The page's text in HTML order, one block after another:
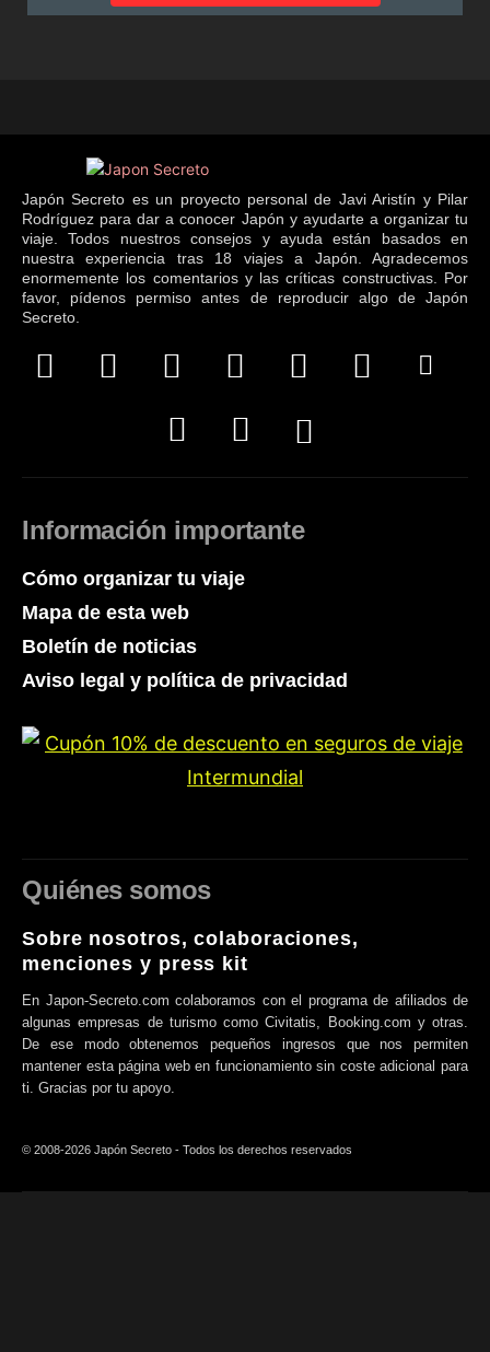
Japón Secreto es un proyecto personal de Javi Aristín y Pilar
Rodríguez para dar a conocer Japón y ayudarte a organizar tu
viaje. Todos nuestros consejos y ayuda están basados en
nuestra experiencia tras 18 viajes a Japón. Agradecemos
enormemente los comentarios y las críticas constructivas. Por
favor, pídenos permiso antes de reproducir algo de Japón
Secreto.
Información importante
Cómo organizar tu viaje
Mapa de esta web
Boletín de noticias
Aviso legal y política de privacidad
Quiénes somos
Sobre nosotros, colaboraciones,
menciones y press kit
En Japon-Secreto.com colaboramos con el programa de afiliados de
algunas empresas de turismo como Civitatis, Booking.com y otras.
De ese modo obtenemos pequeños ingresos que nos permiten
mantener esta página web en funcionamiento sin coste adicional para
ti. Gracias por tu apoyo.
© 2008-2026 Japón Secreto - Todos los derechos reservados